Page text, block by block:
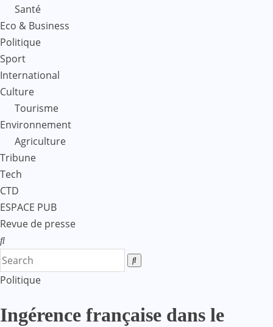
Santé
Eco & Business
Politique
Sport
International
Culture
Tourisme
Environnement
Agriculture
Tribune
Tech
CTD
ESPACE PUB
Revue de presse
Politique
Ingérence française dans le